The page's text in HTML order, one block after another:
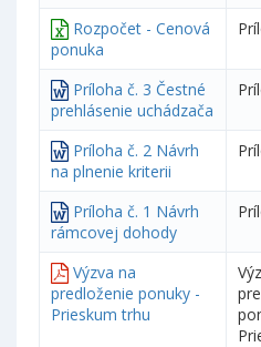
Rozpočet - Cenová
ponuka
Príloha č. 3 Čestné
prehlásenie uchádzača
Príloha č. 2 Návrh
na plnenie kriterii
Príloha č. 1 Návrh
rámcovej dohody
Výzva na
predloženie ponuky -
Prieskum trhu